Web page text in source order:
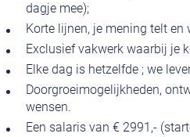
dagje mee);
Korte lijnen, je mening telt en
Exclusief vakwerk waarbij je
Elke dag is hetzelfde ; we
Doorgroeimogelijkheden,
wensen.
Een salaris van € 2991,-